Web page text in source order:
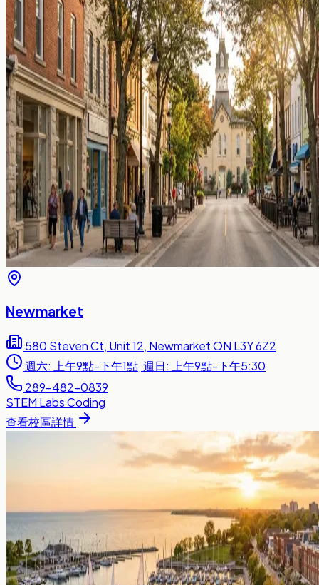
Newmarket
580 Steven Ct, Unit 12, Newmarket ON L3Y 6Z2
週六: 上午9點-下午1點, 週日: 上午9點-下午5:30
289-482-0839
STEM LabsCoding
查看校區詳情